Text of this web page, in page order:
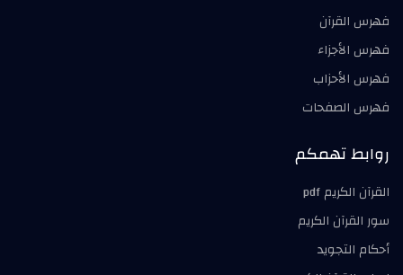
فهرس القرآن
فهرس الأجزاء
فهرس الأحزاب
فهرس الصفحات
روابط تهمكم
القرآن الكريم pdf
سور القرآن الكريم
أحكام التجويد